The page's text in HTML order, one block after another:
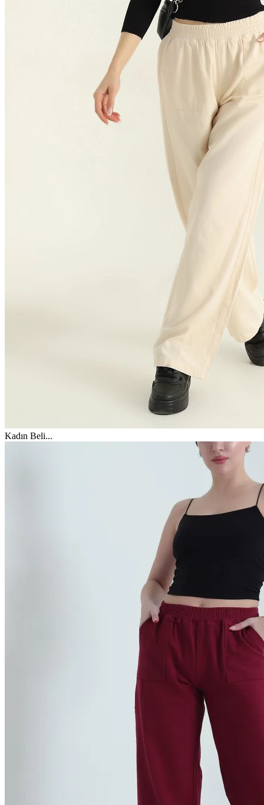
Kadın Beli...